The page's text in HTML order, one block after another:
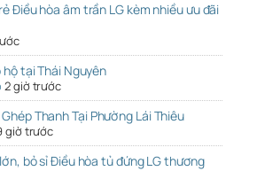
Điều hòa âm trần LG kèm nhiều ưu đãi
tại Thái Nguyên
2 giờ trước
Thanh Tại Phường Lái Thiêu
giờ trước
bỏ sỉ Điều hòa tủ đứng LG thương